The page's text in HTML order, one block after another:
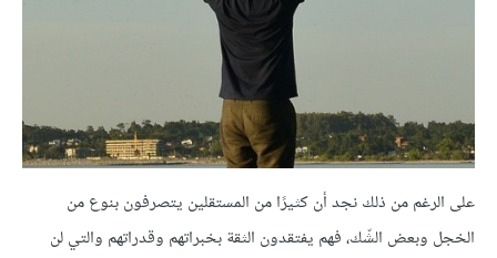
على الرغم من ذلك نجد أن كثيرًا من المستقلين يتصرفون بنوع من
الخجل وبعض الشّك، فهم يفتقدون الثقة بخبراتهم وقدراتهم والتي لن